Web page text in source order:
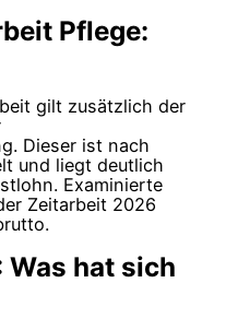
Pflege:
gilt zusätzlich der
Dieser ist nach
und liegt deutlich
Examinierte
Zeitarbeit 2026
hat sich